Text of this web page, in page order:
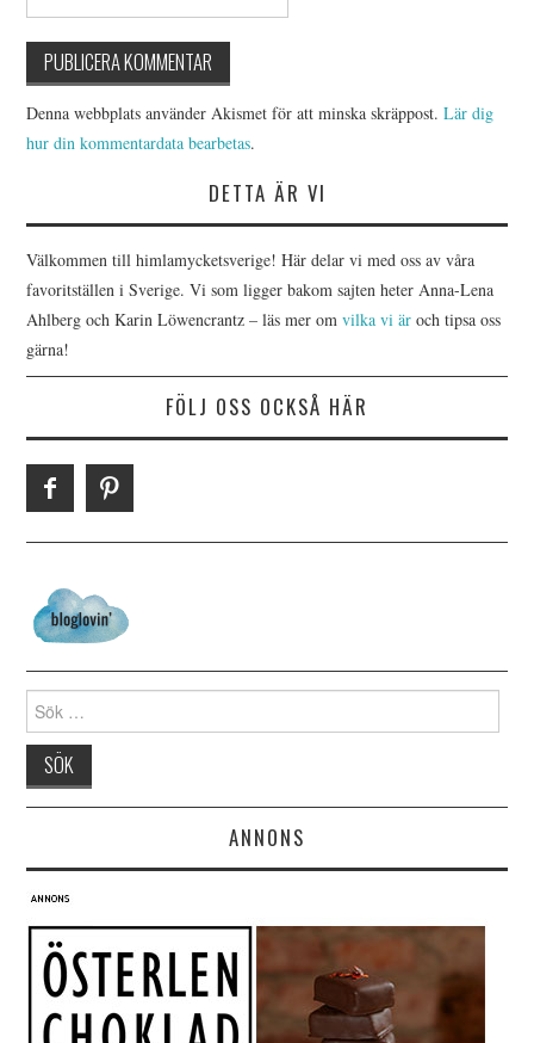
Denna webbplats använder Akismet för att minska skräppost.Lär dig
hur din kommentardata bearbetas.
DETTA ÄR VI
Välkommen till himlamycketsverige! Här delar vi med oss av våra
favoritställen i Sverige. Vi som ligger bakom sajten heter Anna-Lena
Ahlberg och Karin Löwencrantz – läs mer omvilka vi är och tipsa oss
gärna!
FÖLJ OSS OCKSÅ HÄR
Search for:
ANNONS